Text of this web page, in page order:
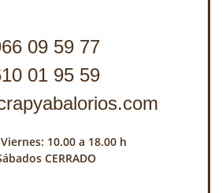
09 59 77
01 95 59
10.00 a 18.00 h
CERRADO